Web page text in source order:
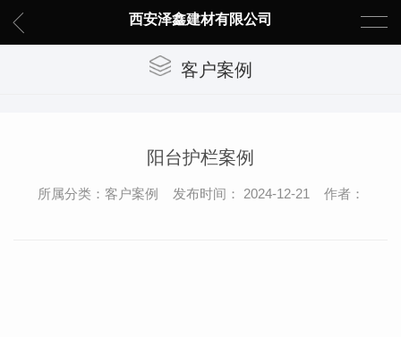
西安泽鑫建材有限公司
客户案例
阳台护栏案例
所属分类：客户案例 发布时间： 2024-12-21 作者：